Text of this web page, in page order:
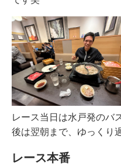
レース当日は水戸発のバ
後は翌朝まで、ゆっくり
レース本番